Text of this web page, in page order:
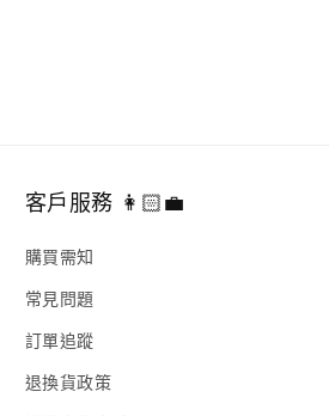
客戶服務 👩🏻‍💼
購買需知
常見問題
訂單追蹤
退換貨政策